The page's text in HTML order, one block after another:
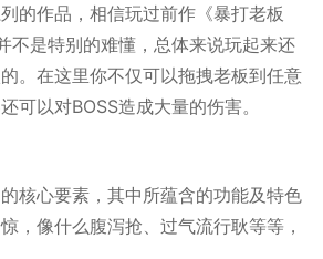
的作品，相信玩过前作《暴打老板
不是特别的难懂，总体来说玩起来还
。在这里你不仅可以拖拽老板到任意
可以对BOSS造成大量的伤害。
核心要素，其中所蕴含的功能及特色
，像什么腹泻抢、过气流行耿等等，